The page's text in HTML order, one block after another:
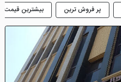
پر فروش ترین بیشترین قیمت